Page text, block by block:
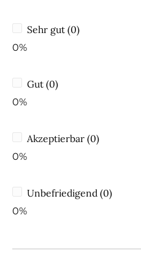
Sehr gut (0)
0%
Gut (0)
0%
Akzeptierbar (0)
0%
Unbefriedigend (0)
0%